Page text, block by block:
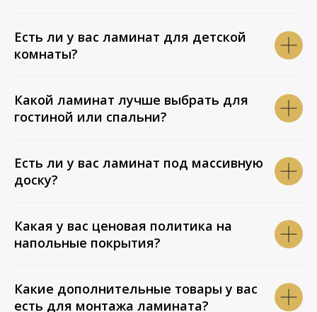
Есть ли у вас ламинат для детской
комнаты?
Какой ламинат лучше выбрать для
гостиной или спальни?
Есть ли у вас ламинат под массивную
доску?
Какая у вас ценовая политика на
напольные покрытия?
Какие дополнительные товары у вас
есть для монтажа ламината?